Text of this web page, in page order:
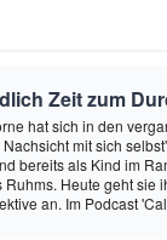
Zeit zum
hat sich in den
mit sich
bereits als Kind im
Ruhms. Heute geht sie
an. Im Podcast